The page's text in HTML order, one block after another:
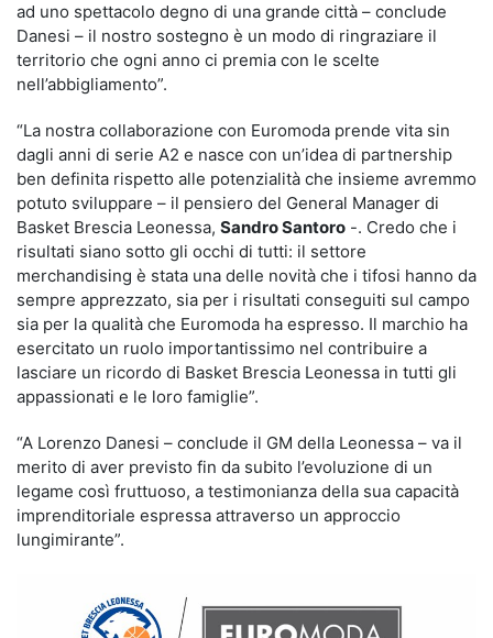
ad uno spettacolo degno di una grande città – conclude
Danesi – il nostro sostegno è un modo di ringraziare il
territorio che ogni anno ci premia con le scelte
nell’abbigliamento”.
“La nostra collaborazione con Euromoda prende vita sin
dagli anni di serie A2 e nasce con un’idea di partnership
ben definita rispetto alle potenzialità che insieme avremmo
potuto sviluppare – il pensiero del General Manager di
Basket Brescia Leonessa, Sandro Santoro -. Credo che i
risultati siano sotto gli occhi di tutti: il settore
merchandising è stata una delle novità che i tifosi hanno da
sempre apprezzato, sia per i risultati conseguiti sul campo
sia per la qualità che Euromoda ha espresso. Il marchio ha
esercitato un ruolo importantissimo nel contribuire a
lasciare un ricordo di Basket Brescia Leonessa in tutti gli
appassionati e le loro famiglie”.
“A Lorenzo Danesi – conclude il GM della Leonessa – va il
merito di aver previsto fin da subito l’evoluzione di un
legame così fruttuoso, a testimonianza della sua capacità
imprenditoriale espressa attraverso un approccio
lungimirante”.